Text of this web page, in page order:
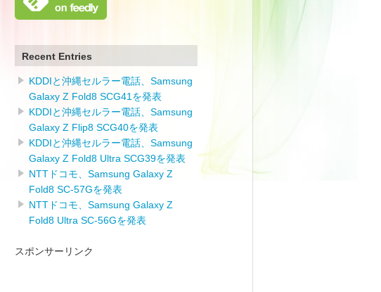
Recent Entries
KDDIと沖縄セルラー電話、Samsung
Galaxy Z Fold8 SCG41を発表
KDDIと沖縄セルラー電話、Samsung
Galaxy Z Flip8 SCG40を発表
KDDIと沖縄セルラー電話、Samsung
Galaxy Z Fold8 Ultra SCG39を発表
NTTドコモ、Samsung Galaxy Z
Fold8 SC-57Gを発表
NTTドコモ、Samsung Galaxy Z
Fold8 Ultra SC-56Gを発表
スポンサーリンク